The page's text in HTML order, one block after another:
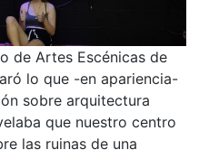
de Artes Escénicas de
lo que -en apariencia-
sobre arquitectura
que nuestro centro
las ruinas de una